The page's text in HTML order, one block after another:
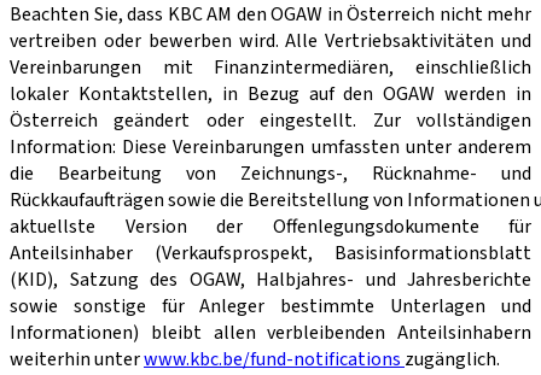
Beachten Sie, dass KBC AM den OGAW in Österreich nicht mehr
vertreiben oder bewerben wird. Alle Vertriebsaktivitäten und
Vereinbarungen mit Finanzintermediären, einschließlich
lokaler Kontaktstellen, in Bezug auf den OGAW werden in
Österreich geändert oder eingestellt. Zur vollständigen
Information: Diese Vereinbarungen umfassten unter anderem
die Bearbeitung von Zeichnungs-, Rücknahme- und
Rückkaufaufträgen sowie die Bereitstellung von Informationen
aktuellste Version der Offenlegungsdokumente für
Anteilsinhaber (Verkaufsprospekt, Basisinformationsblatt
(KID), Satzung des OGAW, Halbjahres- und Jahresberichte
sowie sonstige für Anleger bestimmte Unterlagen und
Informationen) bleibt allen verbleibenden Anteilsinhabern
weiterhin unterwww.kbc.be/fund-notificationszugänglich.